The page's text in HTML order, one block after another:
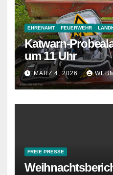
EHRENAMT FEUERWEHR
Katwarn-
um 11 Uhr
MÄRZ 4, 2026
FREIE PRESSE